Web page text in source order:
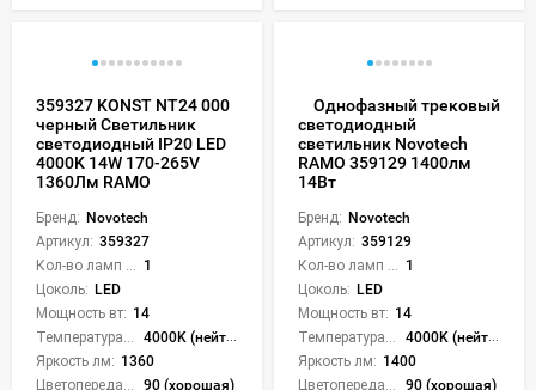
359327 KONST NT24 000
черный Светильник
светодиодный IP20 LED
4000K 14W 170-265V
1360Лм RAMO
Бренд: Novotech
Артикул: 359327
1
Цоколь: LED
Мощность вт: 14
4000K (нейтральный)
Яркость лм: 1360
90 (хорошая)
Однофазный трековый
светодиодный
светильник Novotech
RAMO 359129 1400лм
14Вт
Бренд: Novotech
Артикул: 359129
Кол-во ламп или LED: 1
Цоколь: LED
Мощность вт: 14
Температура света:
4000K (нейтральный)
Яркость лм: 1400
Цветопередача (CRI):
90 (хорошая)